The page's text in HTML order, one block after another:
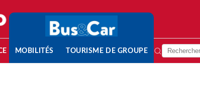
MOBILITÉS TOURISME DE GROUPE